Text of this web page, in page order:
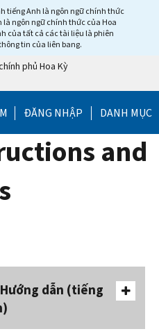
tiếng Anh là ngôn ngữ chính thức
là ngôn ngữ chính thức của Hoa
của tất cả các tài liệu là phiên
tin của liên bang.
phủ Hoa Kỳ
ĐĂNG NHẬP DANH MỤC
and
dẫn (tiếng